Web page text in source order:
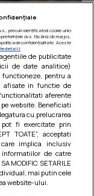
rosu
precum identificatorii cookie unici
dvs. făcând clic mai jos,
politica de confidențialitate. Aceste
detalii
de publicitate
de date analitice)
pentru a
afisate in functie de
aferente
website. Beneficiati
cu prelucrarea
fi exercitate prin
TOATE”, acceptati
implica inclusiv
de catre
MODIFIC SETARILE
mai putin cele
website-ului.